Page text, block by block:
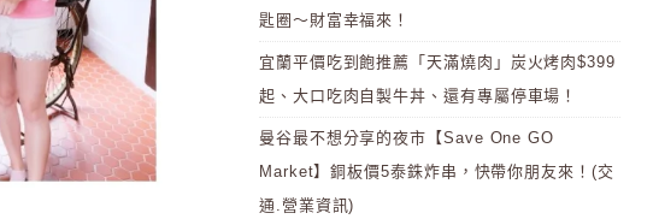
匙圈～財富幸福來！
宜蘭平價吃到飽推薦「天滿燒肉」炭火烤肉$399
起、大口吃肉自製牛丼、還有專屬停車場！
曼谷最不想分享的夜市【Save One GO
Market】銅板價5泰銖炸串，快帶你朋友來！(交
通.營業資訊)